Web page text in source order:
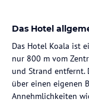
Das Hotel
Das Hotel Koala ist
nur 800 m vom
und Strand entfernt.
über einen eigenen
Annehmlichkeiten